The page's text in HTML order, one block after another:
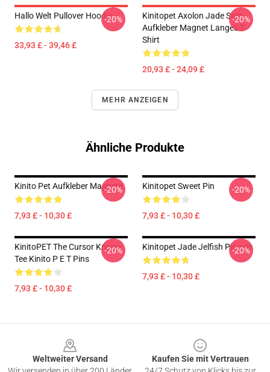
Hallo Welt Pullover Hoodie
33,93 £ - 39,46 £
-20%
Kinitopet Axolon Jade Sam
Aufkleber Magnet Langes T-
Shirt
20,93 £ - 24,09 £
-20%
MEHR ANZEIGEN
Ähnliche Produkte
Kinito Pet Aufkleber Magnete
7,93 £ - 10,30 £
-20% Kinitopet Sweet Pin
7,93 £ - 10,30 £
-20%
KinitoPET The Cursor Knows
Tee Kinito P E T Pins
7,93 £ - 10,30 £
-20% Kinitopet Jade Jelfish Pinguin
7,93 £ - 10,30 £
-20%
Weltweiter Versand
Kaufen Sie mit Vertrauen